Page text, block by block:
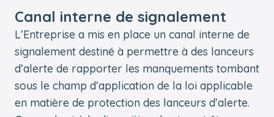
Canal interne de signalement
L’Entreprise a mis en place un canal interne de
signalement destiné à permettre à des lanceurs
d’alerte de rapporter les manquements tombant
sous le champ d’application de la loi applicable
en matière de protection des lanceurs d’alerte.